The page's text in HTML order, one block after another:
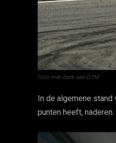
Foto met dank aan DTM
In de algemene stand
punten heeft,